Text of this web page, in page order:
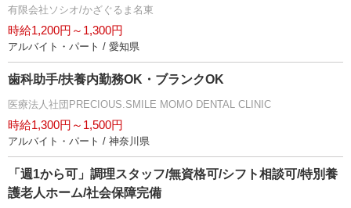
有限会社ソシオ/かざぐるま名東
時給1,200円～1,300円
アルバイト・パート / 愛知県
歯科助手/扶養内勤務OK・ブランクOK
医療法人社団PRECIOUS.SMILE MOMO DENTAL CLINIC
時給1,300円～1,500円
アルバイト・パート / 神奈川県
「週1から可」調理スタッフ/無資格可/シフト相談可/特別養
護老人ホーム/社会保障完備